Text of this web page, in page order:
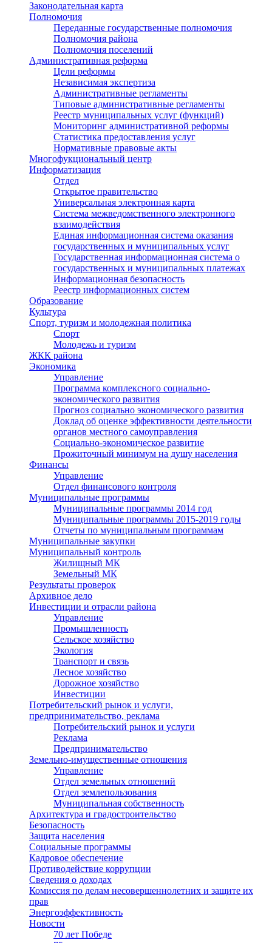
Законодательная карта
Полномочия
Переданные государственные полномочия
Полномочия района
Полномочия поселений
Административная реформа
Цели реформы
Независимая экспертиза
Административные регламенты
Типовые административные регламенты
Реестр муниципальных услуг (функций)
Мониторинг административной реформы
Статистика предоставления услуг
Нормативные правовые акты
Многофукциональный центр
Информатизация
Отдел
Открытое правительство
Универсальная электронная карта
Система межведомственного электронного
взаимодействия
Единая информационная система оказания
государственных и муниципальных услуг
Государственная информационная система о
государственных и муниципальных платежах
Информационная безопасность
Реестр информационных систем
Образование
Культура
Спорт, туризм и молодежная политика
Спорт
Молодежь и туризм
ЖКК района
Экономика
Управление
Программа комплексного социально-
экономического развития
Прогноз социально экономического развития
Доклад об оценке эффективности деятельности
органов местного самоуправления
Социально-экономическое развитие
Прожиточный минимум на душу населения
Финансы
Управление
Отдел финансового контроля
Муниципальные программы
Муниципальные программы 2014 год
Муниципальные программы 2015-2019 годы
Отчеты по муниципальным программам
Муниципальные закупки
Муниципальный контроль
Жилищный МК
Земельный МК
Результаты проверок
Архивное дело
Инвестиции и отрасли района
Управление
Промышленность
Сельское хозяйство
Экология
Транспорт и связь
Лесное хозяйство
Дорожное хозяйство
Инвестиции
Потребительский рынок и услуги,
предпринимательство, реклама
Потребительский рынок и услуги
Реклама
Предпринимательство
Земельно-имущественные отношения
Управление
Отдел земельных отношений
Отдел землепользования
Муниципальная собственность
Архитектура и градостроительство
Безопасность
Защита населения
Социальные программы
Кадровое обеспечение
Противодействие коррупции
Сведения о доходах
Комиссия по делам несовершеннолетних и защите их
прав
Энергоэффективность
Новости
70 лет Победе